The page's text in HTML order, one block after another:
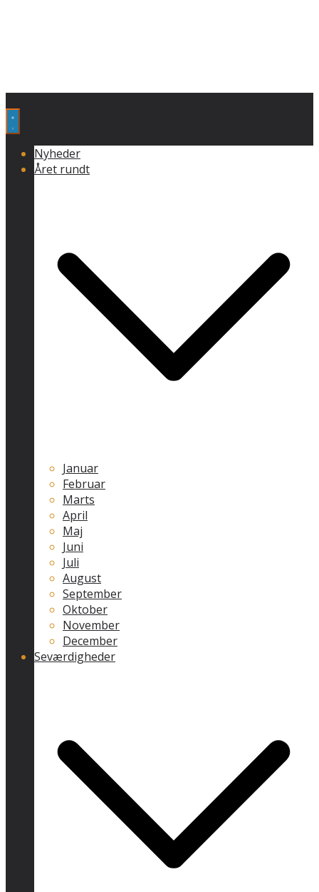
Nyheder
Året rundt
Januar
Februar
Marts
April
Maj
Juni
Juli
August
September
Oktober
November
December
Seværdigheder